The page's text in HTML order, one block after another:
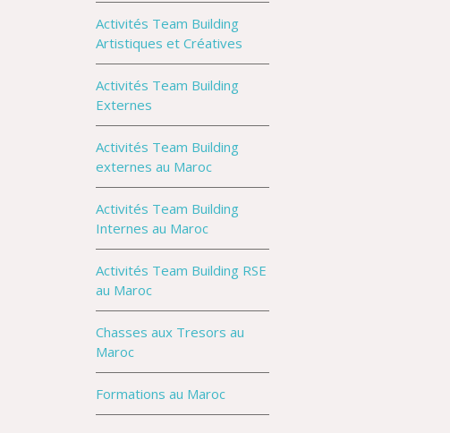
Activités Team Building
Artistiques et Créatives
Activités Team Building
Externes
Activités Team Building
externes au Maroc
Activités Team Building
Internes au Maroc
Activités Team Building RSE
au Maroc
Chasses aux Tresors au
Maroc
Formations au Maroc